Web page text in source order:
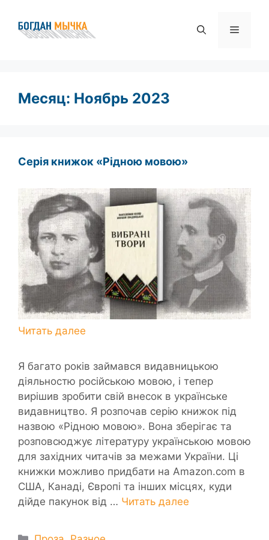
содержимому
Меню
Месяц: Ноябрь 2023
Серія книжок «Рідною мовою»
Я багато років займався видавницькою
діяльностю російською мовою, і тепер
вирішив зробити свій внесок в українське
видавництво. Я розпочав серію книжок під
назвою «Рідною мовою». Вона зберігає та
розповсюджує літературу українською мовою
для західних читачів за межами України. Ці
книжки можливо придбати на Amazon.com в
США, Канаді, Європі та інших місцях, куди
дійде пакунок від … Читать далее
Рубрики